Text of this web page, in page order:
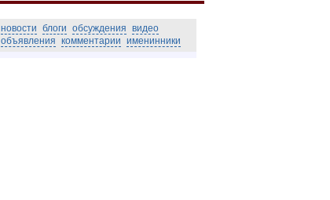
новости блоги обсуждения видео
объявления комментарии именинники